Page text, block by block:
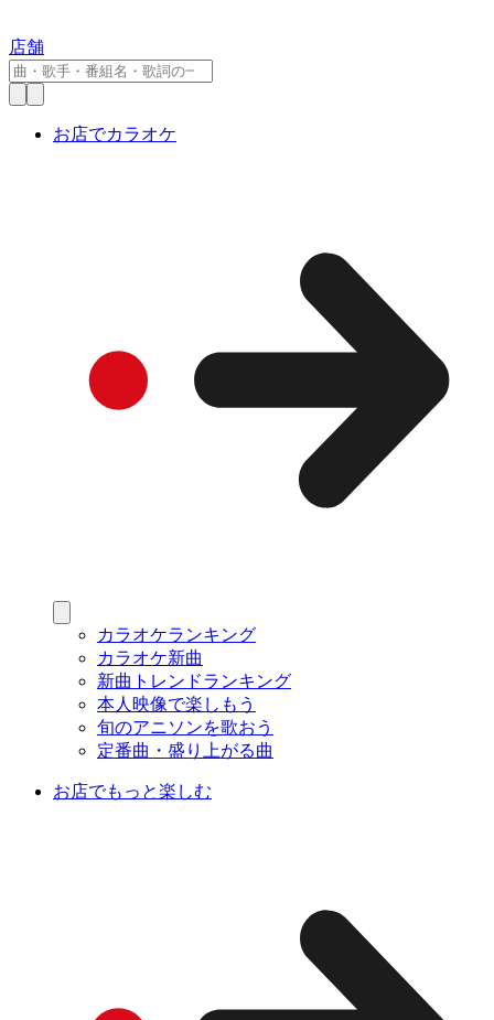
店舗
お店でカラオケ
カラオケランキング
カラオケ新曲
新曲トレンドランキング
本人映像で楽しもう
旬のアニソンを歌おう
定番曲・盛り上がる曲
お店でもっと楽しむ